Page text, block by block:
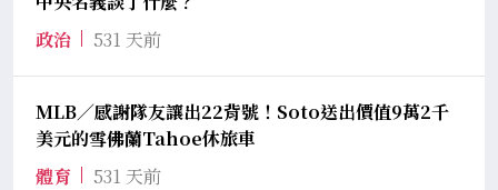
政治
531 天前
MLB／感謝隊友讓出22背號！Soto送出價值9萬2千
美元的雪佛蘭Tahoe休旅車
體育
531 天前